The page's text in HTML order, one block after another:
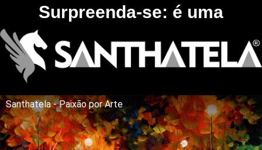
Surpreenda-se: é uma
Santhatela - Paixão por Arte